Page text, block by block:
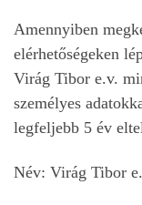
Amennyiben
elérhetőségeken
Virág Tibor e.v.
személyes
legfeljebb 5 év
Név: Virág Tibor